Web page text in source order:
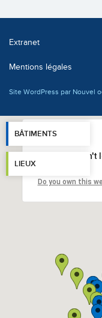
Extranet
Mentions légales
Site WordPress par Nouvel
BÂTIMENTS
LIEUX
This page
Do you own this